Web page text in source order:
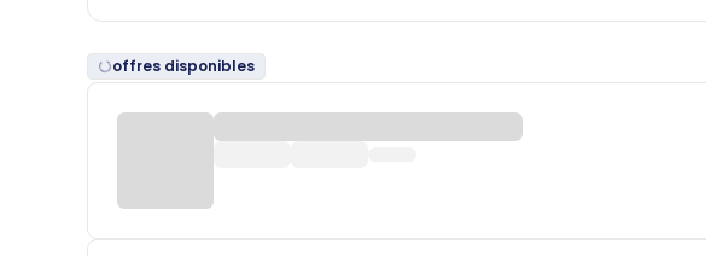
offres disponibles